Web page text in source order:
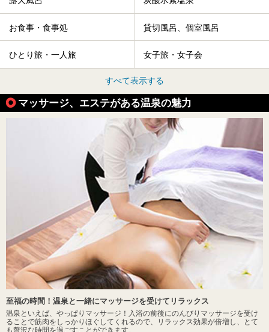
お食事・食事処 貸切風呂、個室風呂
ひとり旅・一人旅 女子旅・女子会
すべて表示する
マッサージ、エステがある温泉の魅力
至福の時間！温泉と一緒にマッサージを受けてリラックス
温泉といえば、やっぱりマッサージ！入浴の前後にのんびりマッサージを受け
ることで筋肉をしっかりほぐしてくれるので、リラックス効果が倍増し、とて
も贅沢な時間を過ごすことができます。